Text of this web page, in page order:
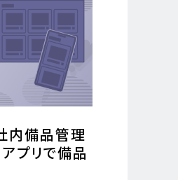
内備品管理
プリで備品